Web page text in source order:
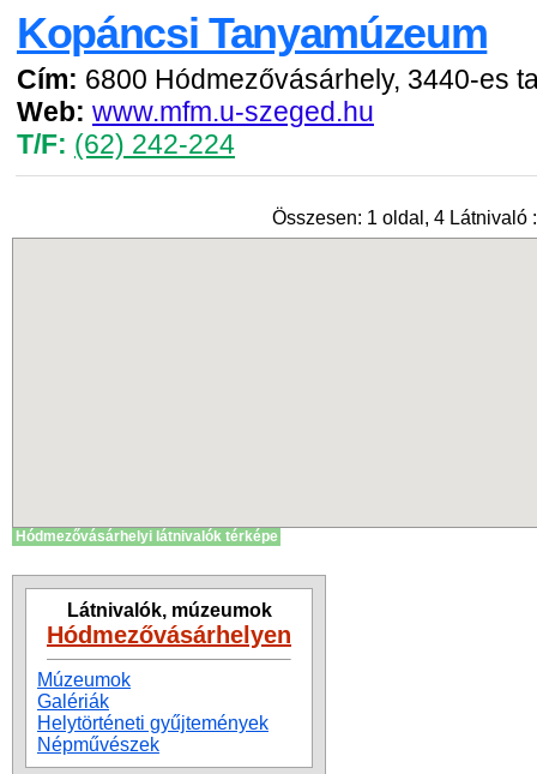
Kopáncsi Tanyamúzeum
Cím: 6800 Hódmezővásárhely, 3440-es
Web: www.mfm.u-szeged.hu
T/F: (62) 242-224
Összesen: 1 oldal, 4 Látnivaló :
Hódmezővásárhelyi látnivalók térképe
Látnivalók, múzeumok
Hódmezővásárhelyen
Múzeumok
Galériák
Helytörténeti gyűjtemények
Népművészek